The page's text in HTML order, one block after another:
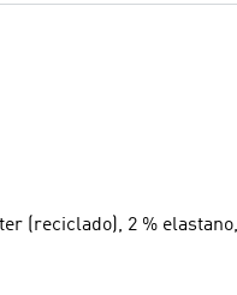
(reciclado), 2 % elastano,